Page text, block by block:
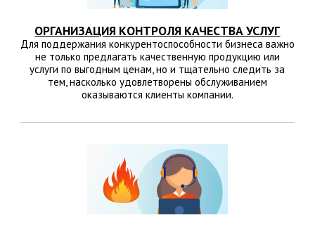
ОРГАНИЗАЦИЯ КОНТРОЛЯ КАЧЕСТВА УСЛУГ
Для поддержания конкурентоспособности бизнеса важно
не только предлагать качественную продукцию или
услуги по выгодным ценам, но и тщательно следить за
тем, насколько удовлетворены обслуживанием
оказываются клиенты компании.